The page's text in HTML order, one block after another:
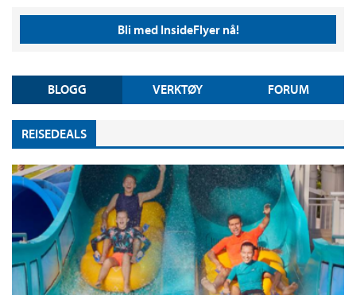
Bli med InsideFlyer nå!
BLOGG VERKTØY FORUM
REISEDEALS